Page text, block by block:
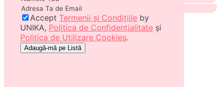
Accept Termenii și Condițiile by
UNIKA, Politica de Confidențialitate și
Politica de Utilizare Cookies.